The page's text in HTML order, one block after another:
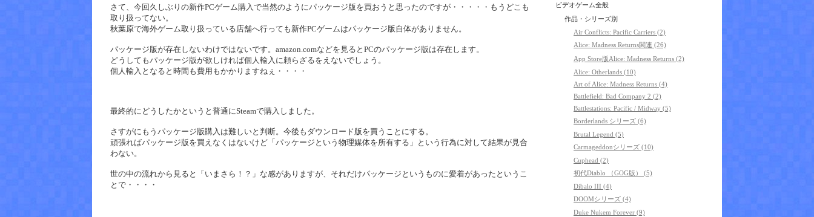
さて、今回久しぶりの新作PCゲーム購入で当然のようにパッケージ版を買おうと思ったのですが・・・・・もうどこも
取り扱ってない。
秋葉原で海外ゲーム取り扱っている店舗へ行っても新作PCゲームはパッケージ版自体がありません。
パッケージ版が存在しないわけではないです。amazon.comなどを見るとPCのパッケージ版は存在します。
どうしてもパッケージ版が欲しければ個人輸入に頼らざるをえないでしょう。
個人輸入となると時間も費用もかかりますねぇ・・・・
最終的にどうしたかというと普通にSteamで購入しました。
さすがにもうパッケージ版購入は難しいと判断。今後もダウンロード版を買うことにする。
頑張ればパッケージ版を買えなくはないけど「パッケージという物理媒体を所有する」という行為に対して結果が見合
わない。
世の中の流れから見ると「いまさら！？」な感がありますが、それだけパッケージというものに愛着があったというこ
とで・・・・
ビデオゲーム全般
作品・シリーズ別
Air Conflicts: Pacific Carriers (2)
Alice: Madness Returns関連 (26)
App Store版Alice: Madness Returns (2)
Alice: Otherlands (10)
Art of Alice: Madness Returns (4)
Battlefield: Bad Company 2 (2)
Battlestations: Pacific / Midway (5)
Borderlands シリーズ (6)
Brutal Legend (5)
Carmageddonシリーズ (10)
Cuphead (2)
初代Diablo （GOG版） (5)
Dibalo III (4)
DOOMシリーズ (4)
Duke Nukem Forever (9)